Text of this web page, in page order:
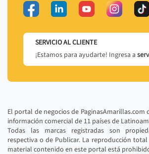
SERVICIO AL CLIENTE
¡Estamos para ayudarte! Ingresa a
El portal de negocios de PaginasAmarillas.com
información comercial de 11 países de
Todas las marcas registradas son
respectiva o de Publicar. La reproducción
material contenido en este portal está